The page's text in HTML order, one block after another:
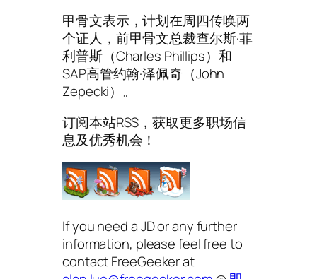
甲骨文表示，计划在周四传唤两
个证人，前甲骨文总裁查尔斯·菲
利普斯（Charles Phillips）和
SAP高管约翰·泽佩奇（John
Zepecki）。
订阅本站RSS，获取更多职场信
息及优秀机会！
If you need a JD or any further
information, please feel free to
contact FreeGeeker at